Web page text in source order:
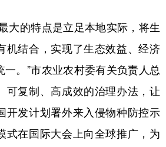
的特点是立足本地实际，将生
机结合，实现了生态效益、经济
。”市农业农村委有关负责人总
可复制、高成效的治理办法，让
开发计划署外来入侵物种防控示
式在国际大会上向全球推广，为